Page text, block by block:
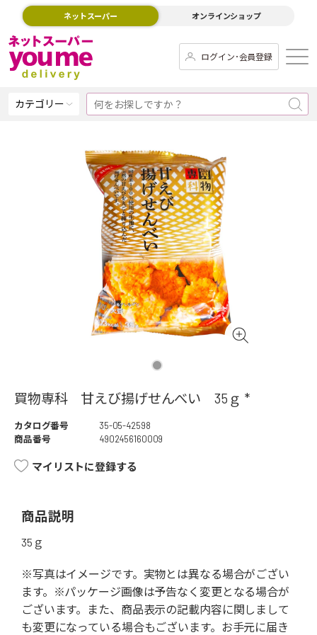
ネットスーパー オンラインショップ
ログイン･会員登録
カテゴリー
買物専科 甘えび揚げせんべい 35ｇ *
カタログ番号
35-05-42598
商品番号
4902456160009
マイリストに登録する
商品説明
35ｇ
※写真はイメージです。実物とは異なる場合がござい
ます。※パッケージ画像は予告なく変更となる場合が
ございます。また、商品表示の記載内容に関しまして
も変更になっている場合もございます。お手元に届き